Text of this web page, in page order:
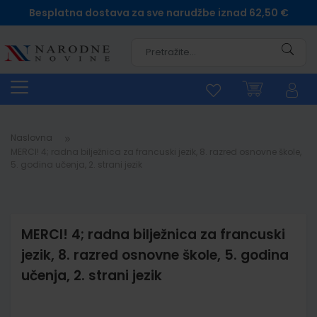
Besplatna dostava za sve narudžbe iznad 62,50 €
Naslovna
MERCI! 4; radna bilježnica za francuski
jezik, 8. razred osnovne škole, 5. godina
učenja, 2. strani jezik